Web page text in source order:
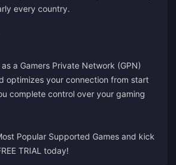
every country.
a Gamers Private Network (GPN)
optimizes your connection from start
complete control over your gaming
Popular Supported Games and kick
TRIAL today!